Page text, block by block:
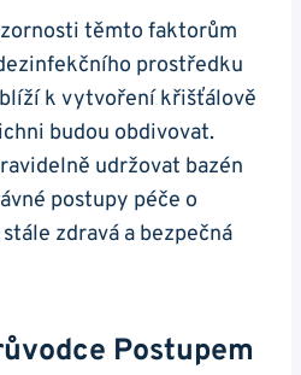
těmto faktorům
prostředku
k vytvoření křišťálově
budou obdivovat.
udržovat bazén
postupy péče o
zdravá a bezpečná
Postupem